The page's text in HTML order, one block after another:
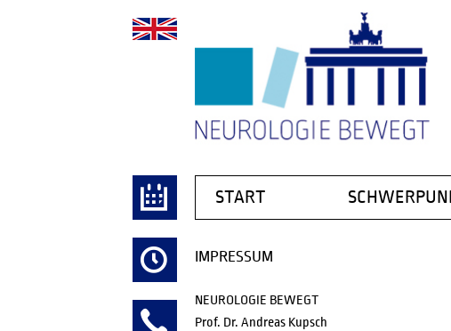
START
IMPRESSUM
NEUROLOGIE BEWEGT
Prof. Dr. Andreas Kupsch